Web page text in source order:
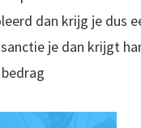
dan krijg je dus
je dan krijgt